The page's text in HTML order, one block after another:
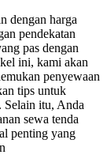
dengan harga
pendekatan
pas dengan
ini, kami akan
penyewaan
tips untuk
Selain itu, Anda
sewa tenda
penting yang